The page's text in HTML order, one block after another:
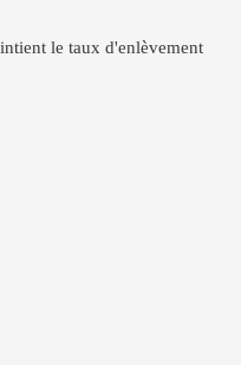
le taux d'enlèvement